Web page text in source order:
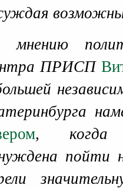
мнению
ПРИСП
, когда
пойти